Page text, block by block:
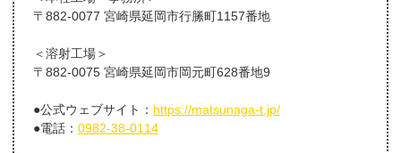
〒882-0077 宮崎県延岡市行縢町1157番地
＜溶射工場＞
〒882-0075 宮崎県延岡市岡元町628番地9
●公式ウェブサイト： https://matsunaga-t.jp/
●電話： 0982-38-0114